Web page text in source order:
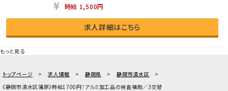
時給 1,500円
求人詳細はこちら
もっと見る
トップページ 求人情報 静岡県
静岡市清水区
《静岡市清水区蒲原》時給1700円！アルミ加工品の検査補助／3交替